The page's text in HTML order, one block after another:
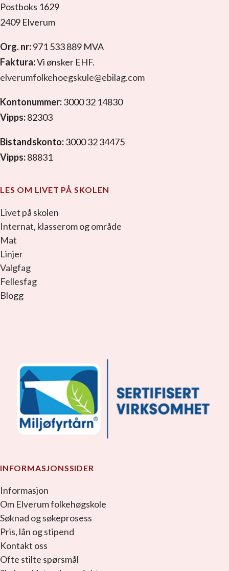
Postboks 1629
2409 Elverum
Org. nr:971 533 889 MVA
Faktura:Vi ønsker EHF.
elverumfolkehoegskule@ebilag.com
Kontonummer:3000 32 14830
Vipps:82303
Bistandskonto:3000 32 34475
Vipps:88831
LES OM LIVET PÅ SKOLEN
Livet på skolen
Internat, klasserom og område
Mat
Linjer
Valgfag
Fellesfag
Blogg
INFORMASJONSSIDER
Informasjon
Om Elverum folkehøgskole
Søknad og søkeprosess
Pris, lån og stipend
Kontakt oss
Ofte stilte spørsmål